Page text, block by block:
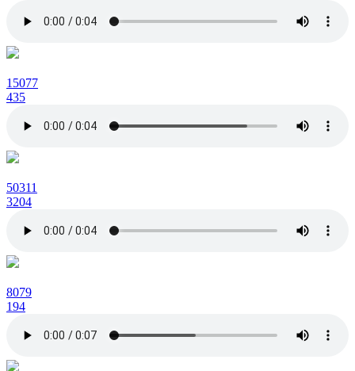
15077
435
50311
3204
8079
194